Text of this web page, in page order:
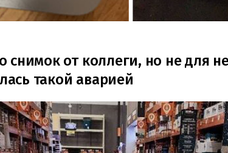
снимок от коллеги, но не для
такой аварией